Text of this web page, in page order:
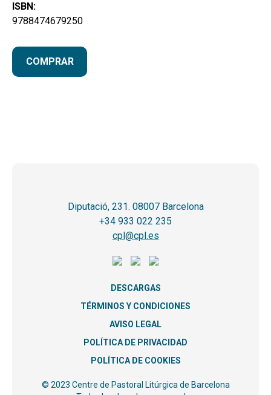
ISBN:
9788474679250
COMPRAR
Diputació, 231. 08007 Barcelona
+34 933 022 235
cpl@cpl.es
DESCARGAS
TÉRMINOS Y CONDICIONES
AVISO LEGAL
POLÍTICA DE PRIVACIDAD
POLÍTICA DE COOKIES
© 2023 Centre de Pastoral Litúrgica de Barcelona